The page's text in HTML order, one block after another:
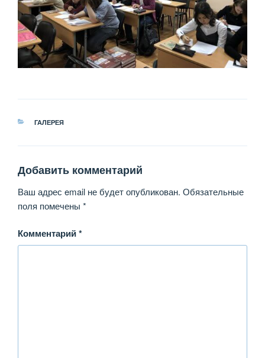
РУБРИКИ
ГАЛЕРЕЯ
Добавить комментарий
Ваш адрес email не будет опубликован. Обязательные
поля помечены *
Комментарий*